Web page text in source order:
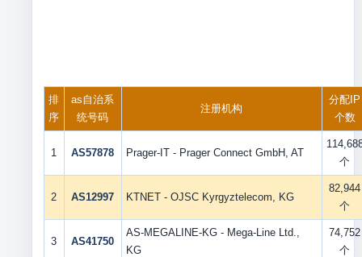
排
序
as自治系
统号码
注册机构
分配IP
个数
1 AS57878 Prager-IT - Prager Connect GmbH, AT
个
2 AS12997 KTNET - OJSC Kyrgyztelecom, KG
82,944
个
3 AS41750
AS-MEGALINE-KG - Mega-Line Ltd.,
KG
74,752
个